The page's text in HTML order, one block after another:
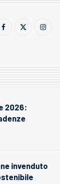
2026:
invenduto